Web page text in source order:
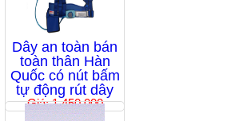
Dây an toàn bán
toàn thân Hàn
Quốc có nút bấm
tự động rút dây
Giá: 1,450,000